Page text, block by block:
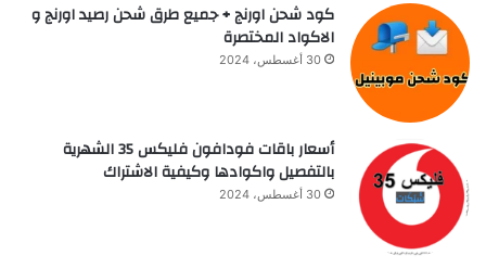
كود شحن اورنج + جميع طرق شحن رصيد اورنج و
الاكواد المختصرة
30 أغسطس، 2024
أسعار باقات فودافون فلیکس 35 الشهرية
بالتفصيل واكوادها وكيفية الاشتراك
30 أغسطس، 2024